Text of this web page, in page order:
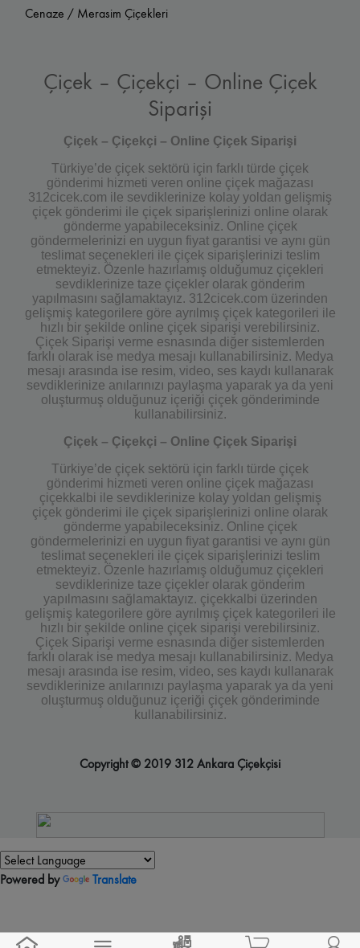
Cenaze / Merasim Çiçekleri
Çiçek – Çiçekçi – Online Çiçek
Siparişi
Çiçek – Çiçekçi – Online Çiçek Siparişi
Türkiye’de çiçek sektörü için farklı türde çiçek
gönderimi hizmeti veren online çiçek mağazası
312cicek.com ile sevdiklerinize kolay yoldan gelişmiş
çiçek gönderimi ile çiçek siparişlerinizi online olarak
gönderme yapabileceksiniz. Online çiçek
göndermelerinizi en uygun fiyat garantisi ve aynı gün
teslimat seçenekleri ile çiçek siparişlerinizi teslim
etmekteyiz. Özenle hazırlamış olduğumuz çiçekleri
sevdiklerinize taze çiçekler olarak gönderim
yapılmasını sağlamaktayız. 312cicek.com üzerinden
gelişmiş kategorilere göre ayrılmış çiçek kategorileri ile
hızlı bir şekilde online çiçek siparişi verebilirsiniz.
Çiçek Siparişi verme esnasında diğer sistemlerden
farklı olarak ise medya mesajı kullanabilirsiniz. Medya
mesajı arasında ise resim, video, ses kaydı kullanarak
sevdiklerinize anılarınızı paylaşma yaparak ya da yeni
oluşturmuş olduğunuz içeriği çiçek gönderiminde
kullanabilirsiniz.
Çiçek – Çiçekçi – Online Çiçek Siparişi
Türkiye’de çiçek sektörü için farklı türde çiçek
gönderimi hizmeti veren online çiçek mağazası
çiçekkalbi ile sevdiklerinize kolay yoldan gelişmiş
çiçek gönderimi ile çiçek siparişlerinizi online olarak
gönderme yapabileceksiniz. Online çiçek
göndermelerinizi en uygun fiyat garantisi ve aynı gün
teslimat seçenekleri ile çiçek siparişlerinizi teslim
etmekteyiz. Özenle hazırlamış olduğumuz çiçekleri
sevdiklerinize taze çiçekler olarak gönderim
yapılmasını sağlamaktayız. çiçekkalbi üzerinden
gelişmiş kategorilere göre ayrılmış çiçek kategorileri ile
hızlı bir şekilde online çiçek siparişi verebilirsiniz.
Çiçek Siparişi verme esnasında diğer sistemlerden
farklı olarak ise medya mesajı kullanabilirsiniz. Medya
mesajı arasında ise resim, video, ses kaydı kullanarak
sevdiklerinize anılarınızı paylaşma yaparak ya da yeni
oluşturmuş olduğunuz içeriği çiçek gönderiminde
kullanabilirsiniz.
Copyright © 2019 312 Ankara Çiçekçisi
Powered by Translate